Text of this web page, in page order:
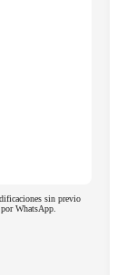
sin previo
WhatsApp.